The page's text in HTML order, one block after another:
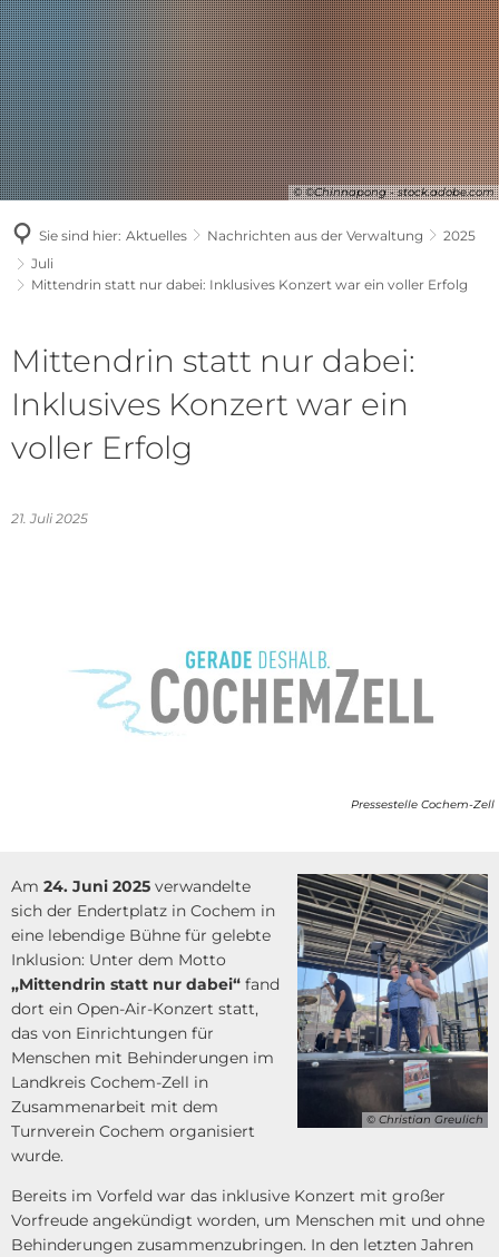
© ©Chinnapong - stock.adobe.com
Sie sind hier: Aktuelles Nachrichten aus der Verwaltung
2025
Juli
Mittendrin statt nur dabei: Inklusives Konzert war ein voller Erfolg
Mittendrin statt nur dabei:
Inklusives Konzert war ein
voller Erfolg
21. Juli 2025
Pressestelle Cochem-Zell
© Christian Greulich
Am 24. Juni 2025 verwandelte
sich der Endertplatz in Cochem in
eine lebendige Bühne für gelebte
Inklusion: Unter dem Motto
„Mittendrin statt nur dabei“ fand
dort ein Open-Air-Konzert statt,
das von Einrichtungen für
Menschen mit Behinderungen im
Landkreis Cochem-Zell in
Zusammenarbeit mit dem
Turnverein Cochem organisiert
wurde.
Bereits im Vorfeld war das inklusive Konzert mit großer
Vorfreude angekündigt worden, um Menschen mit und ohne
Behinderungen zusammenzubringen. In den letzten Jahren